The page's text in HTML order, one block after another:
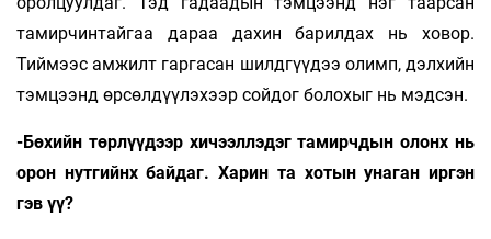
тамирчинтайгаа дараа дахин барилдах нь ховор.
Тиймээс амжилт гаргасан шилдгүүдээ олимп, дэлхийн
тэмцээнд өрсөлдүүлэхээр сойдог болохыг нь мэдсэн.
-Бөхийн төрлүүдээр хичээллэдэг тамирч­дын олонх нь
орон нутгийнх байдаг. Харин та хотын унаган иргэн
гэв үү?